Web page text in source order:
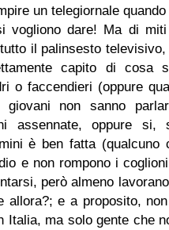
un telegiornale quando
vogliono dare! Ma di
il palinsesto televisivo,
capito di cosa
o faccendieri (oppure
non sanno
assennate, oppure si,
è ben fatta (qualcuno
e non rompono i
però almeno
allora?; e a proposito,
Italia, ma solo gente che